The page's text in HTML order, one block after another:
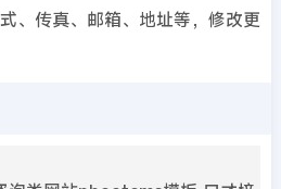
、传真、邮箱、地址等，修改更